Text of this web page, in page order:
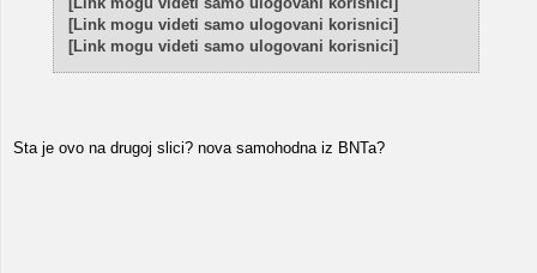
[Link mogu videti samo ulogovani korisnici]
[Link mogu videti samo ulogovani korisnici]
Sta je ovo na drugoj slici? nova samohodna iz BNTa?